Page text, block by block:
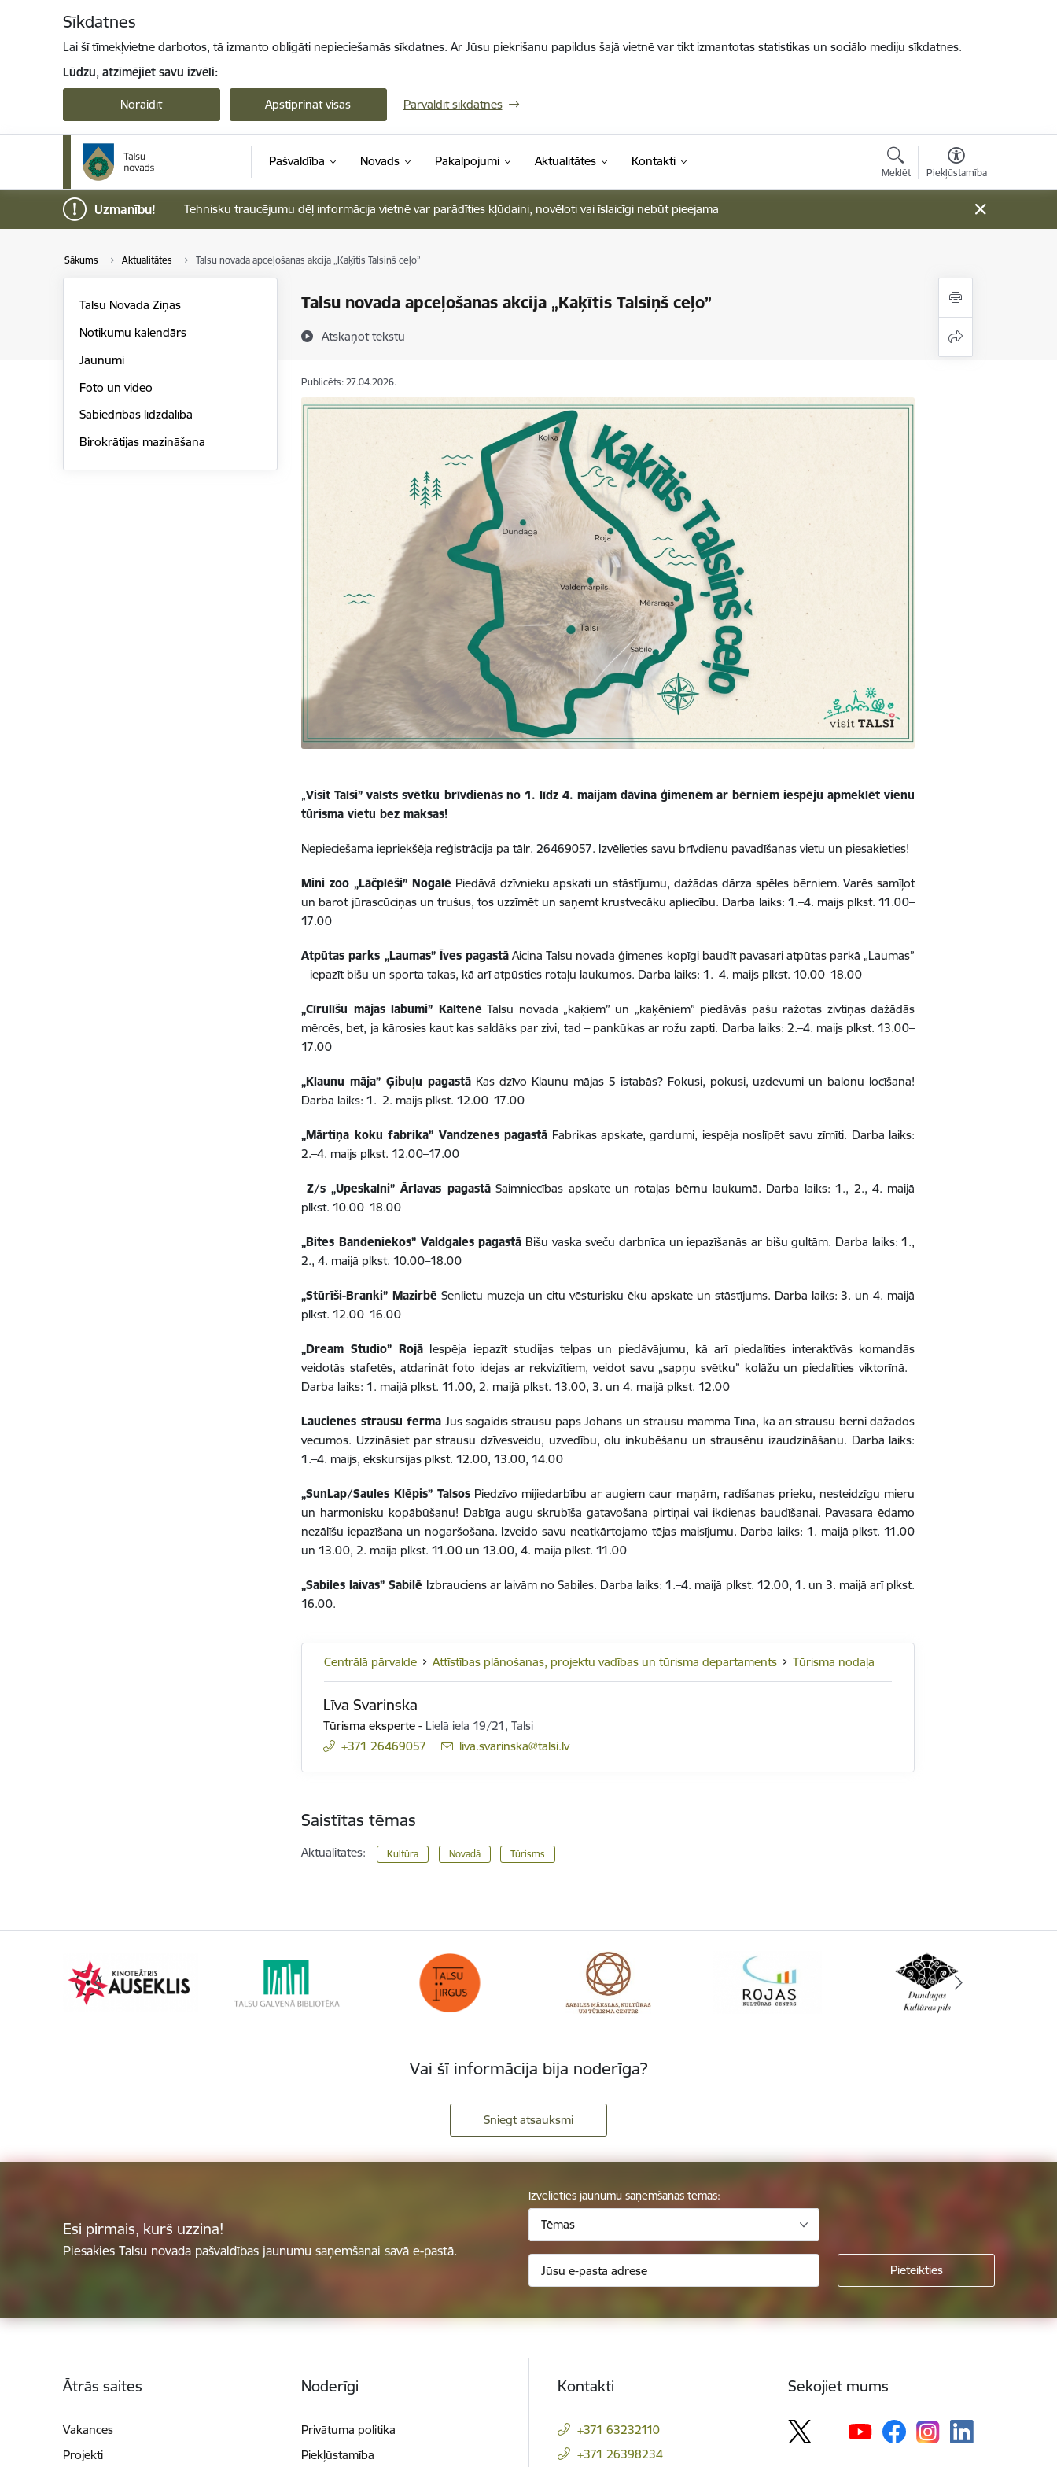
Sīkdatnes
Lai šī tīmekļvietne darbotos, tā izmanto obligāti nepieciešamās sīkdatnes. Ar Jūsu piekrišanu papildus šajā vietnē var tikt izmantotas statistikas un sociālo mediju sīkdatnes.
Lūdzu, atzīmējiet savu izvēli:
Noraidīt Apstiprināt visas Pārvaldīt sīkdatnes
Pašvaldība Novads Pakalpojumi Aktualitātes Kontakti
Meklēt Piekļūstamība
Uzmanību! Tehnisku traucējumu dēļ informācija vietnē var parādīties kļūdaini, novēloti vai īslaicīgi nebūt pieejama
Sākums Aktualitātes Talsu novada apceļošanas akcija „Kaķītis Talsiņš ceļo”
Talsu novada apceļošanas akcija „Kaķītis Talsiņš ceļo”
Atskaņot tekstu
Talsu Novada Ziņas
Notikumu kalendārs
Jaunumi
Foto un video
Sabiedrības līdzdalība
Birokrātijas mazināšana
Publicēts: 27.04.2026.
„Visit Talsi” valsts svētku brīvdienās no 1. līdz 4. maijam dāvina ģimenēm ar bērniem iespēju apmeklēt vienu
tūrisma vietu bez maksas!
Nepieciešama iepriekšēja reģistrācija pa tālr. 26469057. Izvēlieties savu brīvdienu pavadīšanas vietu un piesakieties!
Mini zoo „Lāčplēši” NogalēPiedāvā dzīvnieku apskati un stāstījumu, dažādas dārza spēles bērniem. Varēs samīļot
un barot jūrascūciņas un trušus, tos uzzīmēt un saņemt krustvecāku apliecību. Darba laiks: 1.–4. maijs plkst. 11.00–
17.00
Atpūtas parks „Laumas” Īves pagastāAicina Talsu novada ģimenes kopīgi baudīt pavasari atpūtas parkā „Laumas”
– iepazīt bišu un sporta takas, kā arī atpūsties rotaļu laukumos. Darba laiks: 1.–4. maijs plkst. 10.00–18.00
„Cīrulīšu mājas labumi” KaltenēTalsu novada „kaķiem” un „kaķēniem” piedāvās pašu ražotas zivtiņas dažādās
mērcēs, bet, ja kārosies kaut kas saldāks par zivi, tad – pankūkas ar rožu zapti. Darba laiks: 2.–4. maijs plkst. 13.00–
17.00
„Klaunu māja” Ģibuļu pagastā Kas dzīvo Klaunu mājas 5 istabās? Fokusi, pokusi, uzdevumi un balonu locīšana!
Darba laiks: 1.–2. maijs plkst. 12.00–17.00
„Mārtiņa koku fabrika” Vandzenes pagastā Fabrikas apskate, gardumi, iespēja noslīpēt savu zīmīti. Darba laiks:
2.–4. maijs plkst. 12.00–17.00
Z/s „Upeskalni” Ārlavas pagastāSaimniecības apskate un rotaļas bērnu laukumā. Darba laiks: 1., 2., 4. maijā
plkst. 10.00–18.00
„Bites Bandeniekos” Valdgales pagastā Bišu vaska sveču darbnīca un iepazīšanās ar bišu gultām. Darba laiks: 1.,
2., 4. maijā plkst. 10.00–18.00
„Stūrīši-Branki” Mazirbē Senlietu muzeja un citu vēsturisku ēku apskate un stāstījums. Darba laiks: 3. un 4. maijā
plkst. 12.00–16.00
„Dream Studio” Rojā Iespēja iepazīt studijas telpas un piedāvājumu, kā arī piedalīties interaktīvās komandās
veidotās stafetēs, atdarināt foto idejas ar rekvizītiem, veidot savu „sapņu svētku” kolāžu un piedalīties viktorīnā.
Darba laiks: 1. maijā plkst. 11.00, 2. maijā plkst. 13.00, 3. un 4. maijā plkst. 12.00
Laucienes strausu ferma Jūs sagaidīs strausu paps Johans un strausu mamma Tīna, kā arī strausu bērni dažādos
vecumos. Uzzināsiet par strausu dzīvesveidu, uzvedību, olu inkubēšanu un strausēnu izaudzināšanu. Darba laiks:
1.–4. maijs, ekskursijas plkst. 12.00, 13.00, 14.00
„SunLap/Saules Klēpis” Talsos Piedzīvo mijiedarbību ar augiem caur maņām, radīšanas prieku, nesteidzīgu mieru
un harmonisku kopābūšanu! Dabīga augu skrubīša gatavošana pirtiņai vai ikdienas baudīšanai. Pavasara ēdamo
nezālīšu iepazīšana un nogaršošana. Izveido savu neatkārtojamo tējas maisījumu. Darba laiks: 1. maijā plkst. 11.00
un 13.00, 2. maijā plkst. 11.00 un 13.00, 4. maijā plkst. 11.00
„Sabiles laivas” Sabilē Izbrauciens ar laivām no Sabiles. Darba laiks: 1.–4. maijā plkst. 12.00, 1. un 3. maijā arī plkst.
16.00.
Centrālā pārvalde Attīstības plānošanas, projektu vadības un tūrisma departaments Tūrisma nodaļa
Līva Svarinska
Tūrisma eksperte - Lielā iela 19/21, Talsi
+371 26469057
E-pasts:
liva.svarinska@talsi.lv
Saistītas tēmas
Aktualitātes: Kultūra Novadā Tūrisms
Vai šī informācija bija noderīga?
Sniegt atsauksmi
Esi pirmais, kurš uzzina!
Piesakies Talsu novada pašvaldības jaunumu saņemšanai savā e-pastā.
Izvēlieties jaunumu saņemšanas tēmas:
Tēmas
Ātrās saites
Vakances
Projekti
Noderīgi
Privātuma politika
Piekļūstamība
Kontakti
+371 63232110
+371 26398234
Sekojiet mums